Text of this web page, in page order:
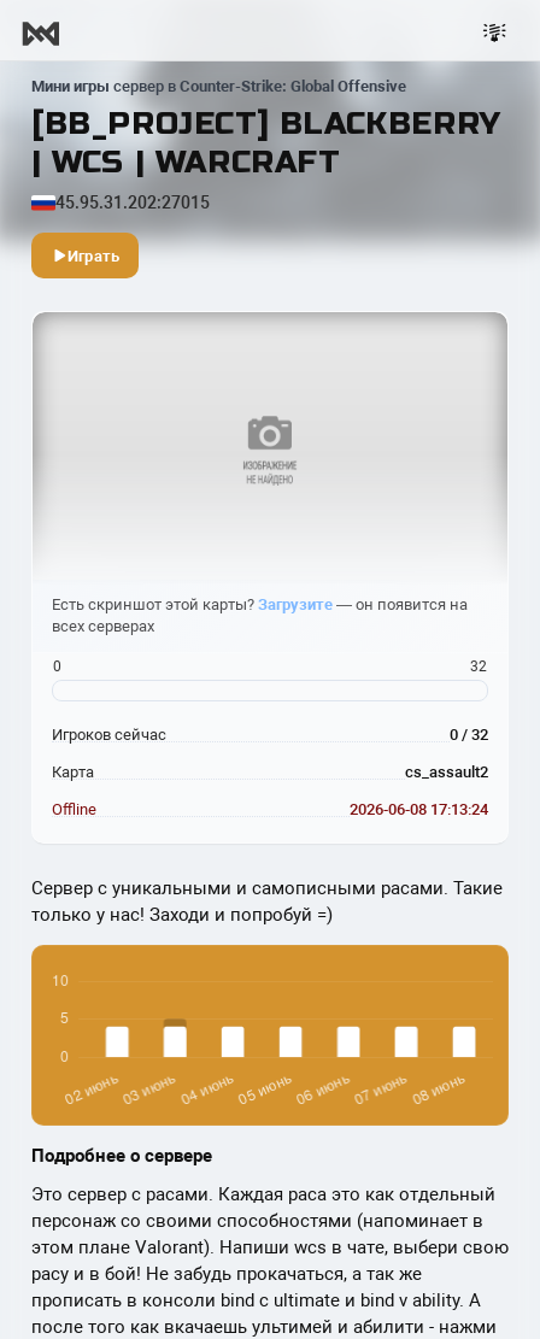
Мини игры сервер в Counter-Strike: Global Offensive
[BB_PROJECT] BLACKBERRY
| WCS | WARCRAFT
45.95.31.202:27015
Играть
Сервер с уникальными и самописными расами. Такие
только у нас! Заходи и попробуй =)
Подробнее о сервере
Это сервер с расами. Каждая раса это как отдельный
персонаж со своими способностями (напоминает в
этом плане Valorant). Напиши wcs в чате, выбери свою
расу и в бой! Не забудь прокачаться, а так же
прописать в консоли bind c ultimate и bind v ability. А
после того как вкачаешь ультимей и абилити - нажми
Есть скриншот этой карты? Загрузите — он появится на
всех серверах
0 32
Игроков сейчас 0 / 32
Карта cs_assault2
Offline 2026-06-08 17:13:24